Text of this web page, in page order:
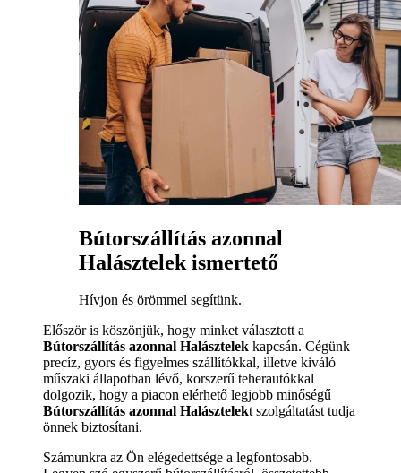
Bútorszállítás azonnal
Halásztelek ismertető
Hívjon és örömmel segítünk.
Először is köszönjük, hogy minket választott a
Bútorszállítás azonnal Halásztelek kapcsán. Cégünk
precíz, gyors és figyelmes szállítókkal, illetve kiváló
műszaki állapotban lévő, korszerű teherautókkal
dolgozik, hogy a piacon elérhető legjobb minőségű
Bútorszállítás azonnal Halásztelekt szolgáltatást tudja
önnek biztosítani.
Számunkra az Ön elégedettsége a legfontosabb.